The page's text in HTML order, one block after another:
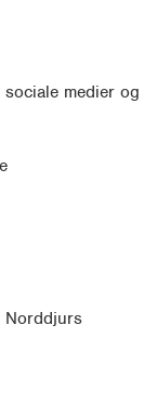
medier og
Norddjurs